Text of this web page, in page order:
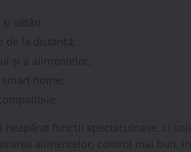
setări;
de la distanță;
și a alimentelor;
home;
funcții spectaculoase, ci
alimentelor, control mai bun,